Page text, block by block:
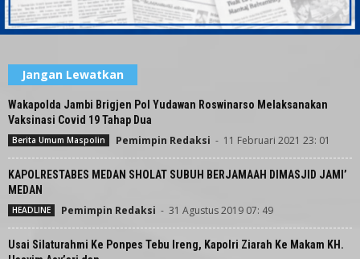
Jangan Lewatkan
Wakapolda Jambi Brigjen Pol Yudawan Roswinarso Melaksanakan
Vaksinasi Covid 19 Tahap Dua
Berita Umum Maspolin Pemimpin Redaksi - 11 Februari 2021 23: 01
KAPOLRESTABES MEDAN SHOLAT SUBUH BERJAMAAH DIMASJID JAMI’
MEDAN
HEADLINE Pemimpin Redaksi - 31 Agustus 2019 07: 49
Usai Silaturahmi Ke Ponpes Tebu Ireng, Kapolri Ziarah Ke Makam KH.